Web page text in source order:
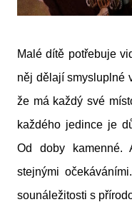
Malé dítě potřebuje
něj dělají smysluplné
že má každý své
každého jedince je
Od doby
stejnými
sounáležitosti s